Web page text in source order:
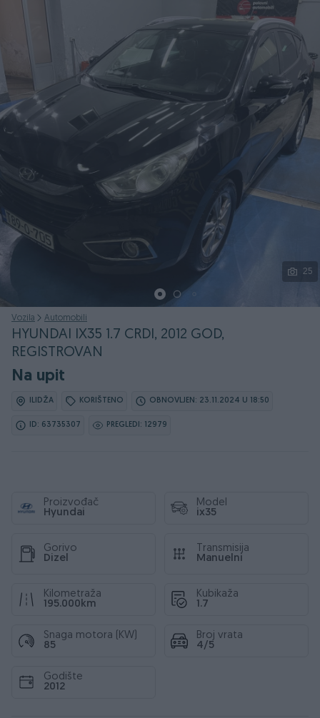
Podijeli
25
Vozila Automobili
HYUNDAI IX35 1.7 CRDI, 2012 GOD,
REGISTROVAN
Na upit
ILIDŽA KORIŠTENO OBNOVLJEN: 23.11.2024 U 18:50
ID: 63735307 PREGLEDI: 12979
Proizvođač
Hyundai
Model
ix35
Gorivo
Dizel
Transmisija
Manuelni
Kilometraža
195.000km
Kubikaža
1.7
Snaga motora (KW)
85
Broj vrata
4/5
Godište
2012